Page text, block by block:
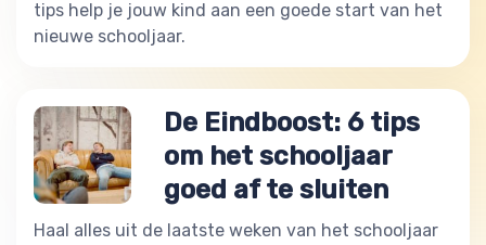
tips help je jouw kind aan een goede start van het
nieuwe schooljaar.
De Eindboost: 6 tips
om het schooljaar
goed af te sluiten
Haal alles uit de laatste weken van het schooljaar